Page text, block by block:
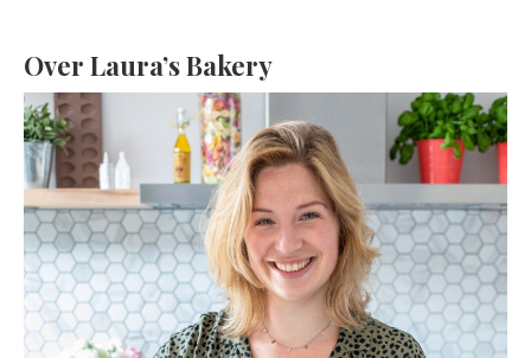
Over Laura’s Bakery